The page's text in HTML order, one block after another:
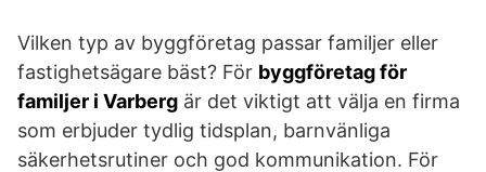
Vilken typ av byggföretag passar familjer eller
fastighetsägare bäst? För byggföretag för
familjer i Varberg är det viktigt att välja en firma
som erbjuder tydlig tidsplan, barnvänliga
säkerhetsrutiner och god kommunikation. För